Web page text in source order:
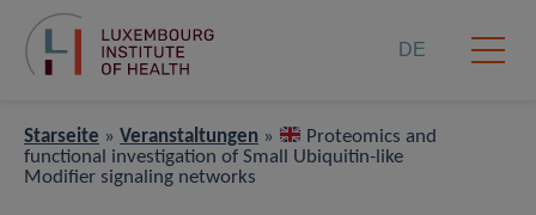
DE
Starseite » Veranstaltungen »
Proteomics and
functional investigation of Small Ubiquitin-like
Modifier signaling networks